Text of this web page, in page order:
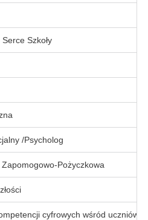
Szkoły
/Psycholog
Pożyczkowa
cyfrowych wśród uczniów i